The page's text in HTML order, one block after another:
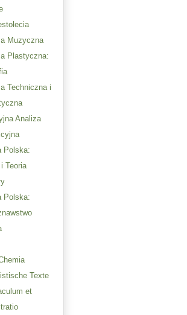
Muzyczna
Plastyczna:
Techniczna i
Analiza
Polska:
Teoria
Polska:
Texte
et